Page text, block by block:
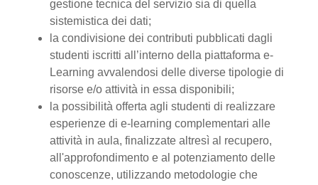
gestione tecnica del servizio sia di quella
sistemistica dei dati;
la condivisione dei contributi pubblicati dagli
studenti iscritti all’interno della piattaforma e-
Learning avvalendosi delle diverse tipologie di
risorse e/o attività in essa disponibili;
la possibilità offerta agli studenti di realizzare
esperienze di e-learning complementari alle
attività in aula, finalizzate altresì al recupero,
all'approfondimento e al potenziamento delle
conoscenze, utilizzando metodologie che